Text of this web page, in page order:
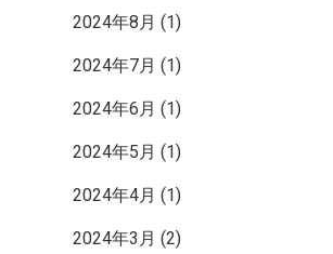
ク
2024年8月 (1)
2024年7月 (1)
2024年6月 (1)
2024年5月 (1)
2024年4月 (1)
2024年3月 (2)